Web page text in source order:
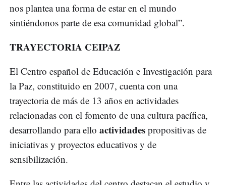
nos plantea una forma de estar en el mundo
sintiéndonos parte de esa comunidad global”.
TRAYECTORIA CEIPAZ
El Centro español de Educación e Investigación para
la Paz, constituido en 2007, cuenta con una
trayectoria de más de 13 años en actividades
relacionadas con el fomento de una cultura pacífica,
desarrollando para ello actividades propositivas de
iniciativas y proyectos educativos y de
sensibilización.